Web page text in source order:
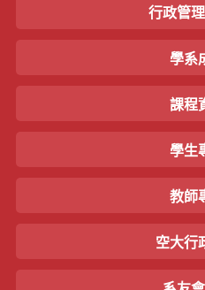
行政管
學系
課程
學生
教師
空大行